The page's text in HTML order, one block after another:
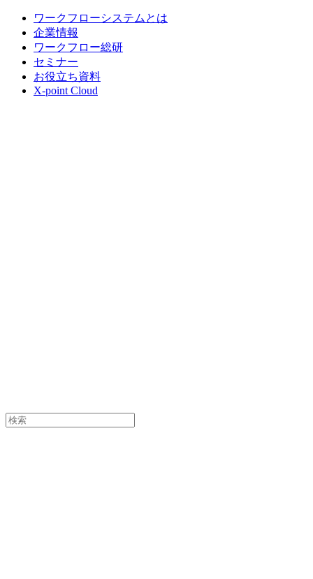
ワークフローシステムとは
企業情報
ワークフロー総研
セミナー
お役立ち資料
X-point Cloud